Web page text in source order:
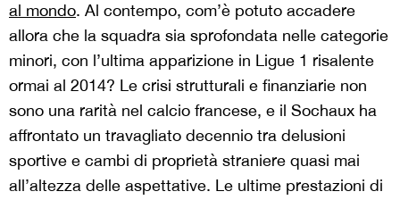
al mondo. Al contempo, com’è potuto accadere
allora che la squadra sia sprofondata nelle categorie
minori, con l’ultima apparizione in Ligue 1 risalente
ormai al 2014? Le crisi strutturali e finanziarie non
sono una rarità nel calcio francese, e il Sochaux ha
affrontato un travagliato decennio tra delusioni
sportive e cambi di proprietà straniere quasi mai
all’altezza delle aspettative. Le ultime prestazioni di